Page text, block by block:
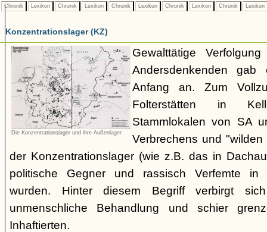
Chronik Lexikon Chronik Lexikon Chronik Lexikon Chronik Lexikon Chronik Lexikon
Konzentrationslager (KZ)
Die Konzentrationslager und ihre Außenlager
Gewalttätige
Andersdenkenden
Anfang an. Zum
Folterstätten in
Stammlokalen von SA
Verbrechens und
der Konzentrationslager (wie z.B. das in
politische Gegner und rassisch Verfemte in
wurden. Hinter diesem Begriff verbirgt
unmenschliche Behandlung und schier
Inhaftierten.